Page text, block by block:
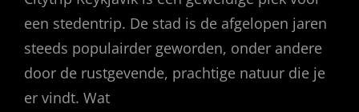
een stedentrip. De stad is de afgelopen jaren
steeds populairder geworden, onder andere
door de rustgevende, prachtige natuur die je
er vindt. Wat